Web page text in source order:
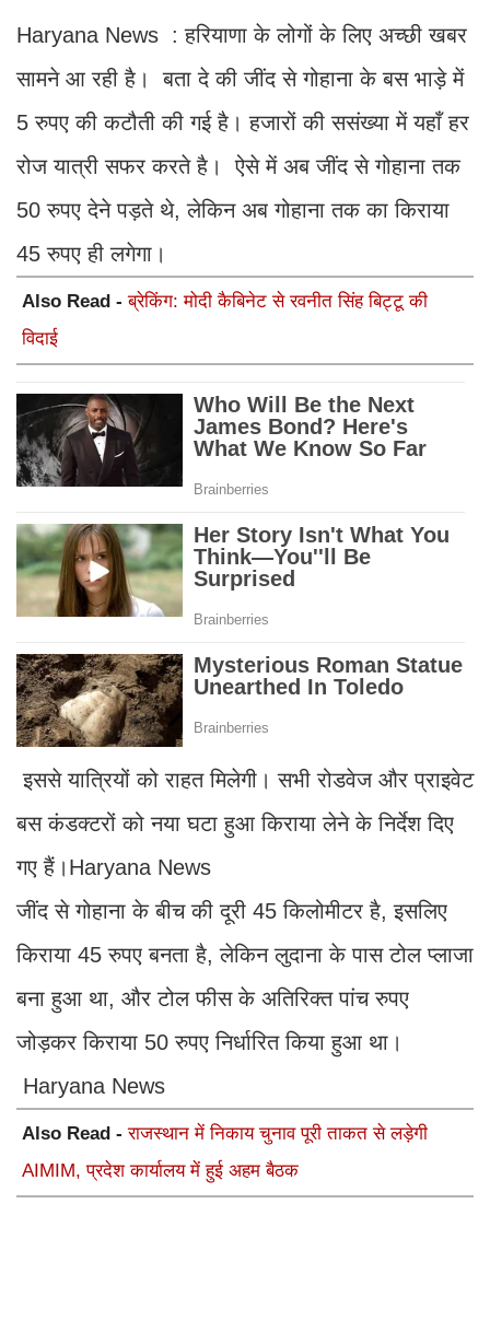
Haryana News : हरियाणा के लोगों के लिए अच्छी खबर
सामने आ रही है। बता दे की जींद से गोहाना के बस भाड़े में
5 रुपए की कटौती की गई है। हजारों की ससंख्या में यहाँ हर
रोज यात्री सफर करते है। ऐसे में अब जींद से गोहाना तक
50 रुपए देने पड़ते थे, लेकिन अब गोहाना तक का किराया
45 रुपए ही लगेगा।
Also Read -ब्रेकिंग: मोदी कैबिनेट से रवनीत सिंह बिट्टू की
विदाई
इससे यात्रियों को राहत मिलेगी। सभी रोडवेज और प्राइवेट
बस कंडक्टरों को नया घटा हुआ किराया लेने के निर्देश दिए
गए हैं।Haryana News
जींद से गोहाना के बीच की दूरी 45 किलोमीटर है, इसलिए
किराया 45 रुपए बनता है, लेकिन लुदाना के पास टोल प्लाजा
बना हुआ था, और टोल फीस के अतिरिक्त पांच रुपए
जोड़कर किराया 50 रुपए निर्धारित किया हुआ था।
Haryana News
Also Read -राजस्थान में निकाय चुनाव पूरी ताकत से लड़ेगी
AIMIM, प्रदेश कार्यालय में हुई अहम बैठक